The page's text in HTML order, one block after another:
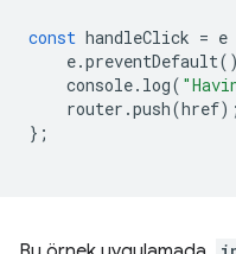
const handleClick = e
e.preventDefault
console. log(
router .push(href);
};